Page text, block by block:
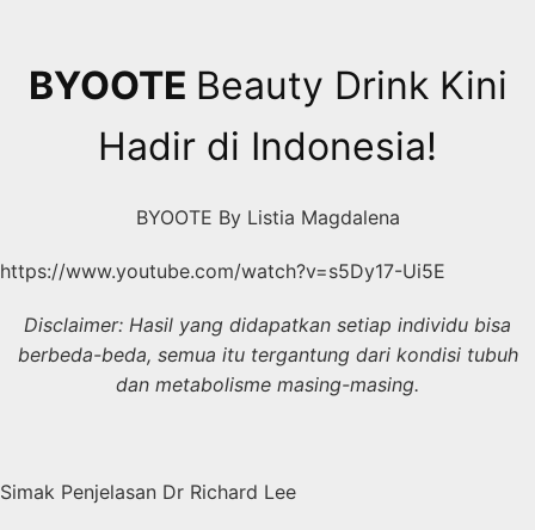
contentBYOOTE Beauty Drink Kini
Hadir di Indonesia!
BYOOTE By Listia Magdalena
https://www.youtube.com/watch?v=s5Dy17-Ui5E
Disclaimer: Hasil yang didapatkan setiap individu bisa
berbeda-beda, semua itu tergantung dari kondisi tubuh
dan metabolisme masing-masing.
Simak Penjelasan Dr Richard Lee